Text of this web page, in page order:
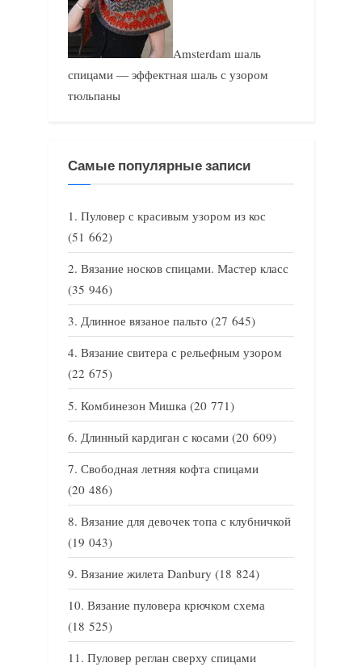
Amsterdam шаль
спицами — эффектная шаль с узором
тюльпаны
Самые популярные записи
Пуловер с красивым узором из кос
(51 662)
Вязание носков спицами. Мастер класс
(35 946)
Длинное вязаное пальто (27 645)
Вязание свитера с рельефным узором
(22 675)
Комбинезон Мишка (20 771)
Длинный кардиган с косами (20 609)
Свободная летняя кофта спицами
(20 486)
Вязание для девочек топа с клубничкой
(19 043)
Вязание жилета Danbury (18 824)
Вязание пуловера крючком схема
(18 525)
Пуловер реглан сверху спицами